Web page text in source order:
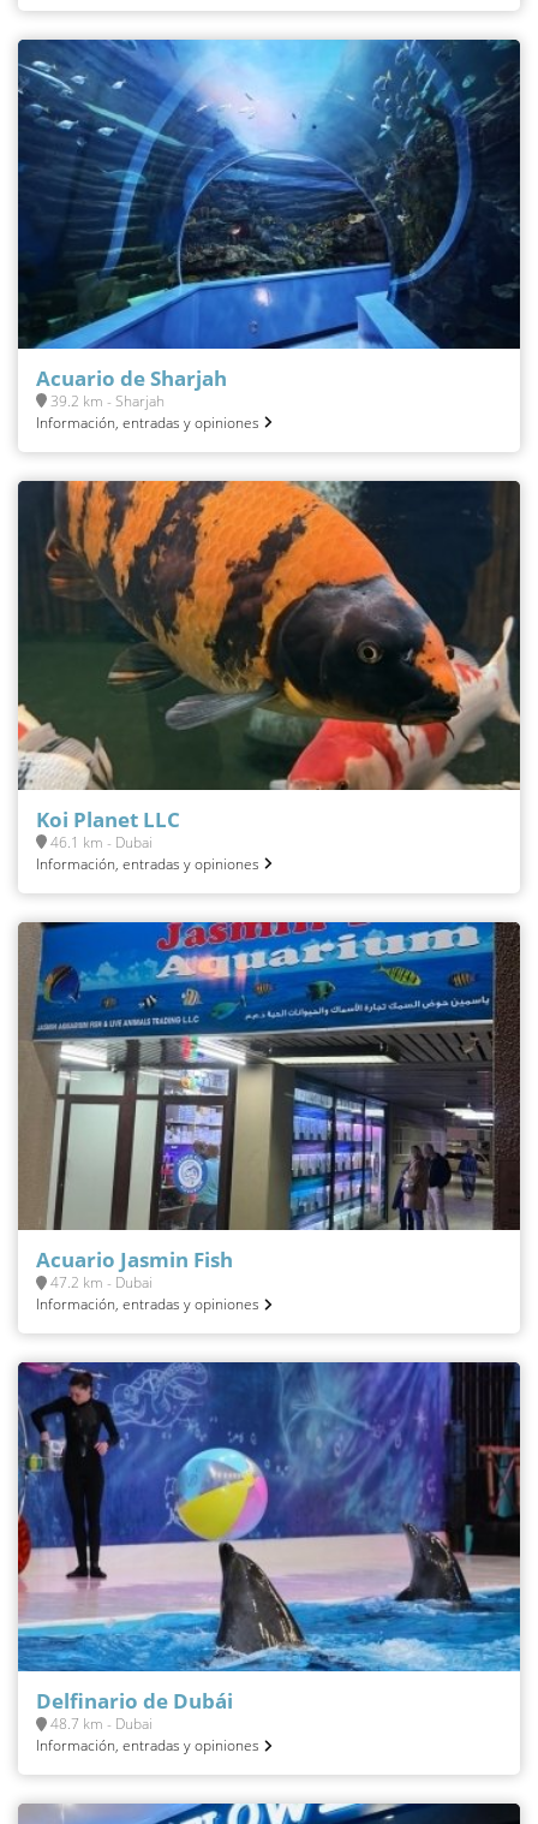
Acuario de Sharjah
39.2 km - Sharjah
Información, entradas y opiniones
Koi Planet LLC
46.1 km - Dubai
Información, entradas y opiniones
Acuario Jasmin Fish
47.2 km - Dubai
Información, entradas y opiniones
Delfinario de Dubái
48.7 km - Dubai
Información, entradas y opiniones